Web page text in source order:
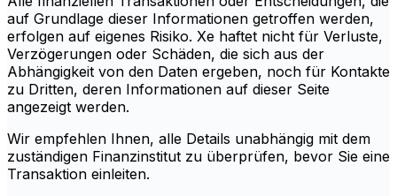
auf Grundlage dieser Informationen getroffen werden,
erfolgen auf eigenes Risiko. Xe haftet nicht für Verluste,
Verzögerungen oder Schäden, die sich aus der
Abhängigkeit von den Daten ergeben, noch für Kontakte
zu Dritten, deren Informationen auf dieser Seite
angezeigt werden.
Wir empfehlen Ihnen, alle Details unabhängig mit dem
zuständigen Finanzinstitut zu überprüfen, bevor Sie eine
Transaktion einleiten.